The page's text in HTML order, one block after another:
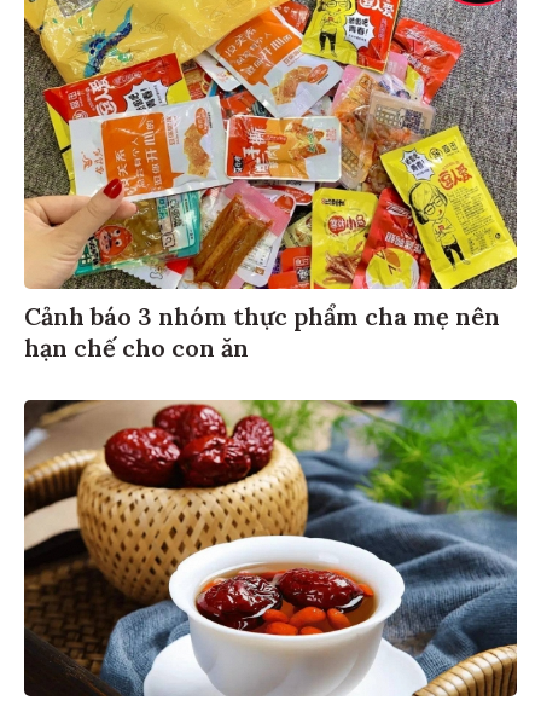
Cảnh báo 3 nhóm thực phẩm cha mẹ nên
hạn chế cho con ăn